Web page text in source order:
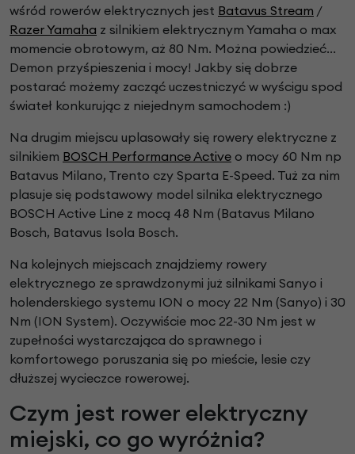
wśród rowerów elektrycznych jest Batavus Stream /
Razer Yamaha z silnikiem elektrycznym Yamaha o max
momencie obrotowym, aż 80 Nm. Można powiedzieć...
Demon przyśpieszenia i mocy! Jakby się dobrze
postarać możemy zacząć uczestniczyć w wyścigu spod
świateł konkurując z niejednym samochodem :)
Na drugim miejscu uplasowały się rowery elektryczne z
silnikiem BOSCH Performance Active o mocy 60 Nm np
Batavus Milano, Trento czy Sparta E-Speed. Tuż za nim
plasuje się podstawowy model silnika elektrycznego
BOSCH Active Line z mocą 48 Nm (Batavus Milano
Bosch, Batavus Isola Bosch.
Na kolejnych miejscach znajdziemy rowery
elektrycznego ze sprawdzonymi już silnikami Sanyo i
holenderskiego systemu ION o mocy 22 Nm (Sanyo) i 30
Nm (ION System). Oczywiście moc 22-30 Nm jest w
zupełności wystarczająca do sprawnego i
komfortowego poruszania się po mieście, lesie czy
dłuższej wycieczce rowerowej.
Czym jest rower elektryczny
miejski, co go wyróżnia?